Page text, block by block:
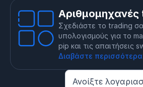
Αριθμομηχανές
Σχεδιάστε το trading
υπολογισμούς για το
pip και τις απαιτήσεις
Διαβάστε περισσότερα
Ανοίξτε